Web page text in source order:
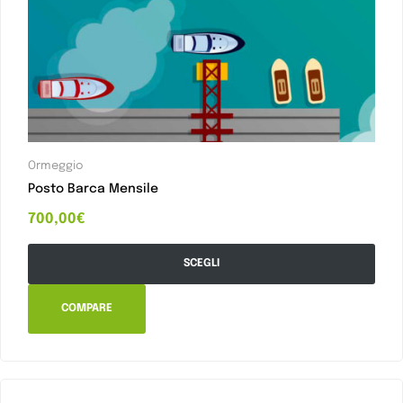
Ormeggio
Posto Barca Mensile
700,00€
SCEGLI
COMPARE